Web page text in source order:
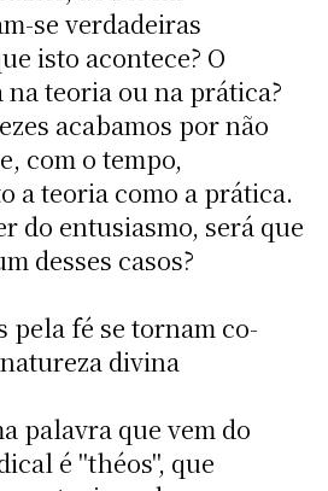
se verdadeiras
isto acontece? O
teoria ou na prática?
acabamos por não
com o tempo,
a teoria como a prática.
do entusiasmo, será que
desses casos?
pela fé se tornam co-
divina
palavra que vem do
é "théos", que